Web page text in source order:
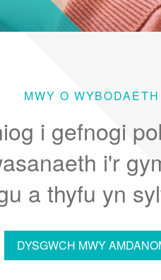
MWY O WYBODAETH
i gefnogi
i'r
a thyfu yn
DYSGWCH MWY